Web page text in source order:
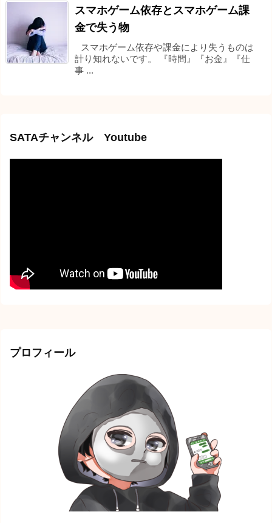
スマホゲーム依存とスマホゲーム課
金で失う物
スマホゲーム依存や課金により失うものは
計り知れないです。 『時間』『お金』『仕
事 ...
SATAチャンネル Youtube
プロフィール